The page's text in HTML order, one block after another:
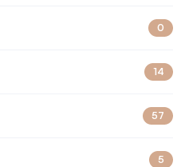
0
14
57
5